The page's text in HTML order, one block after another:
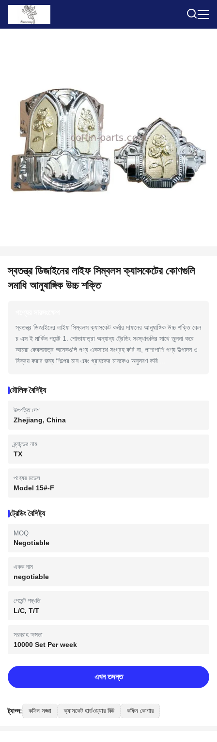
স্বতন্ত্র ডিজাইনের লাইফ সিম্বলস ক্যাসকেটের কোণগুলি
সমাধি আনুষাঙ্গিক উচ্চ শক্তি
স্বতন্ত্র ডিজাইনের লাইফ সিম্বলস ক্যাসকেট কর্নার দাফনের আনুষাঙ্গিক উচ্চ শক্তি কেন
চ এস ই মার্কিন পয়েন্ট 1. শোভাযাত্রা অন্যান্য ট্রেডিং সংস্থাগুলির সাথে তুলনা করে
আমরা কেবলমাত্র অনেকগুলি পণ্য একসাথে সংগ্রহ করি না, পাশাপাশি পণ্য উত্পাদন ও
বিক্রয় করার জন্য শিল্পের মান এবং গ্রাহকের মানকেও অনুসরণ করি ...
মৌলিক বৈশিষ্ট্য
উৎপত্তি দেশ
Zhejiang, China
ব্র্যান্ডের নাম
TX
পণ্যের মডেল
Model 15#-F
ট্রেডিং বৈশিষ্ট্য
MOQ
Negotiable
একক দাম
negotiable
পেমেন্ট পদ্ধতি
L/C, T/T
সরবরাহ ক্ষমতা
10000 Set Per week
এখন তদন্ত
ট্যাগ্স: কফিন সজ্জা ক্যাসকেট হার্ডওয়্যার কিট কফিন কোণার